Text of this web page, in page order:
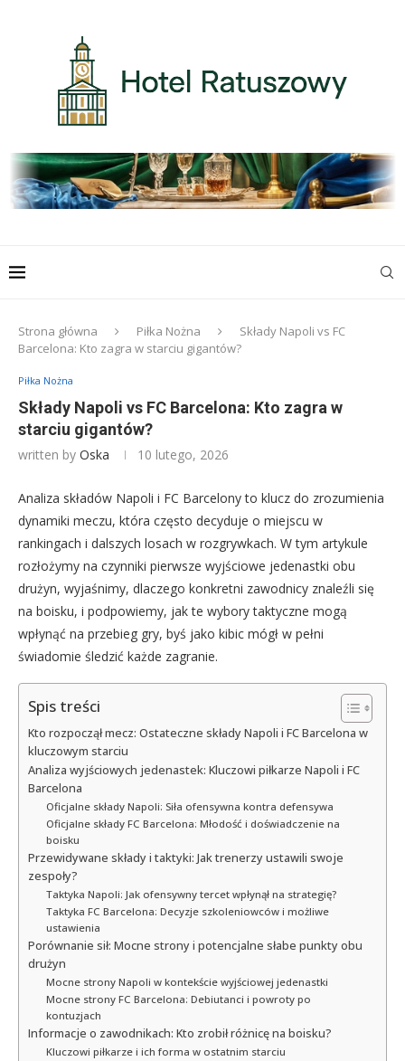
Strona główna Piłka Nożna
Składy Napoli vs FC
Barcelona: Kto zagra w starciu gigantów?
Piłka Nożna
Składy Napoli vs FC Barcelona: Kto zagra w
starciu gigantów?
written by Oska 10 lutego, 2026
Analiza składów Napoli i FC Barcelony to klucz do zrozumienia
dynamiki meczu, która często decyduje o miejscu w
rankingach i dalszych losach w rozgrywkach. W tym artykule
rozłożymy na czynniki pierwsze wyjściowe jedenastki obu
drużyn, wyjaśnimy, dlaczego konkretni zawodnicy znaleźli się
na boisku, i podpowiemy, jak te wybory taktyczne mogą
wpłynąć na przebieg gry, byś jako kibic mógł w pełni
świadomie śledzić każde zagranie.
Spis treści
Kto rozpoczął mecz: Ostateczne składy Napoli i FC Barcelona w
kluczowym starciu
Analiza wyjściowych jedenastek: Kluczowi piłkarze Napoli i FC
Barcelona
Oficjalne składy Napoli: Siła ofensywna kontra defensywa
Oficjalne składy FC Barcelona: Młodość i doświadczenie na
boisku
Przewidywane składy i taktyki: Jak trenerzy ustawili swoje
zespoły?
Taktyka Napoli: Jak ofensywny tercet wpłynął na strategię?
Taktyka FC Barcelona: Decyzje szkoleniowców i możliwe
ustawienia
Porównanie sił: Mocne strony i potencjalne słabe punkty obu
drużyn
Mocne strony Napoli w kontekście wyjściowej jedenastki
Mocne strony FC Barcelona: Debiutanci i powroty po
kontuzjach
Informacje o zawodnikach: Kto zrobił różnicę na boisku?
Kluczowi piłkarze i ich forma w ostatnim starciu